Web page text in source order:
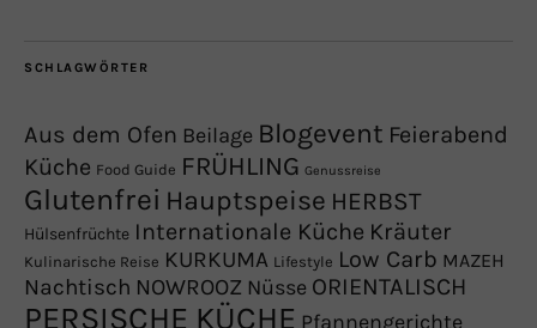
SCHLAGWÖRTER
Aus dem Ofen Beilage Blogevent Feierabend
Küche Food Guide FRÜHLING Genussreise
Glutenfrei Hauptspeise HERBST
Hülsenfrüchte Internationale Küche Kräuter
Kulinarische Reise KURKUMA Lifestyle Low Carb MAZEH
Nachtisch NOWROOZ Nüsse ORIENTALISCH
PERSISCHE KÜCHE Pfannengerichte